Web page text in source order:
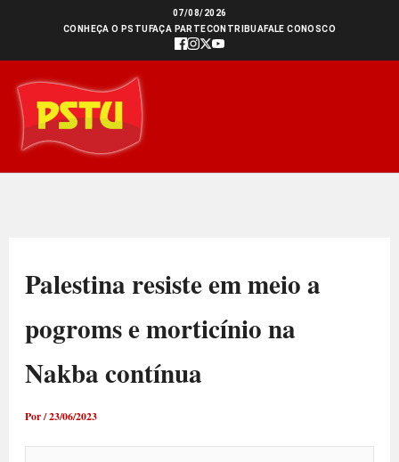
conteúdo
07/08/2026
CONHEÇA O PSTU FAÇA PARTECONTRIBUAFALE CONOSCO
Palestina resiste em meio a
pogroms e morticínio na
Nakba contínua
Por/23/06/2023